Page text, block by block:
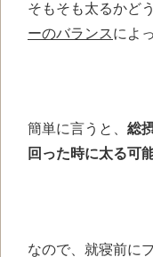
そもそも太るかど
ーのバランスによ
簡単に言うと、 総
回った時に太る可
なので、就寝前に